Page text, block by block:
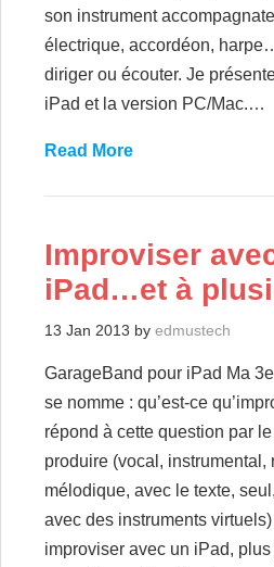
son instrument
électrique, accordéon,
diriger ou écouter. Je
iPad et la version PC/Mac.…
Read More
Improviser
iPad…et à
13 Jan 2013 by edmustech
GarageBand pour iPad Ma
se nomme : qu’est-ce
répond à cette question par
produire (vocal, instrumental,
mélodique, avec le texte,
avec des instruments
improviser avec un iPad,